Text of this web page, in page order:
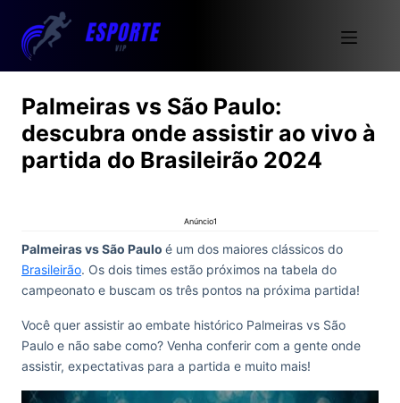
Palmeiras vs São Paulo:
descubra onde assistir ao vivo à
partida do Brasileirão 2024
Anúncio1
Palmeiras vs São Paulo é um dos maiores clássicos do
Brasileirão. Os dois times estão próximos na tabela do
campeonato e buscam os três pontos na próxima partida!
Você quer assistir ao embate histórico Palmeiras vs São
Paulo e não sabe como? Venha conferir com a gente onde
assistir, expectativas para a partida e muito mais!